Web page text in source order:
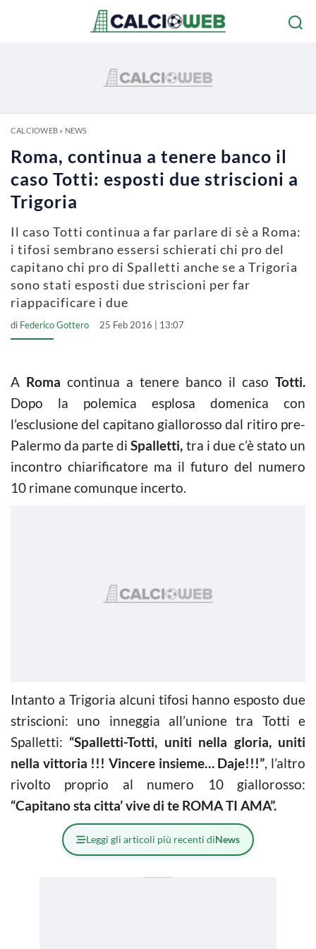
CALCIOWEB» NEWS
Roma, continua a tenere banco il
caso Totti: esposti due striscioni a
Trigoria
Il caso Totti continua a far parlare di sè a Roma:
i tifosi sembrano essersi schierati chi pro del
capitano chi pro di Spalletti anche se a Trigoria
sono stati esposti due striscioni per far
riappacificare i due
di Federico Gottero 25 Feb 2016 | 13:07
A Roma continua a tenere banco il caso Totti.
Dopo la polemica esplosa domenica con
l’esclusione del capitano giallorosso dal ritiro pre-
Palermo da parte diSpalletti, tra i due c’è stato un
incontro chiarificatore ma il futuro del numero
10 rimane comunque incerto.
Intanto a Trigoria alcuni tifosi hanno esposto due
striscioni: uno inneggia all’unione tra Totti e
Spalletti: “Spalletti-Totti, uniti nella gloria, uniti
nella vittoria !!! Vincere insieme… Daje!!!”, l’altro
rivolto proprio al numero 10 giallorosso:
“Capitano sta citta’ vive di te ROMA TI AMA”.
Leggi gli articoli più recenti diNews